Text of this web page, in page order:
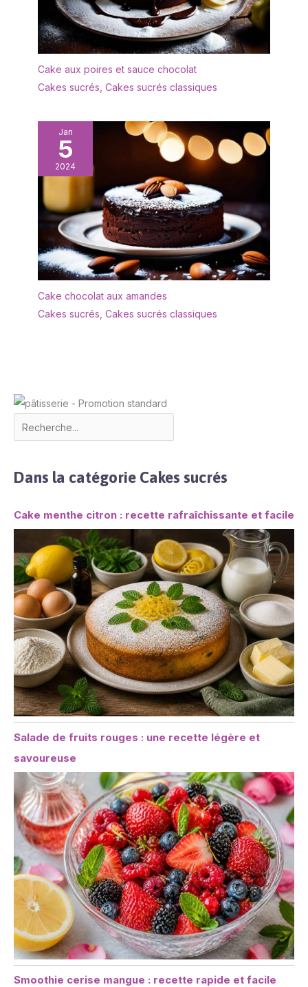
Cake aux poires et sauce chocolat
Cakes sucrés Cakes sucrés classiques
Jan
5
2024
Cake chocolat aux amandes
Cakes sucrés Cakes sucrés classiques
Dans la catégorie Cakes sucrés
Cake menthe citron : recette rafraîchissante et facile
Salade de fruits rouges : une recette légère et
savoureuse
Smoothie cerise mangue : recette rapide et facile